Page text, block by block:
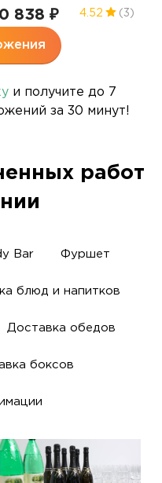
838 ₽ 4.52 (3)
и получите до 7
за 30 минут!
работ
Bar Фуршет
блюд и напитков
Доставка обедов
боксов